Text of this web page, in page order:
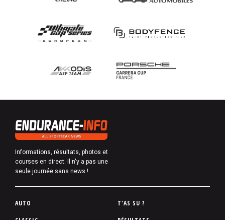
Informations, résultats, photos et
courses en direct. Il n'y a pas une
seule journée sans news !
P
AUTO
T'AS SU ?